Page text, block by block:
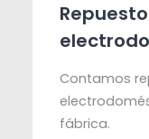
Contamos
fábrica.